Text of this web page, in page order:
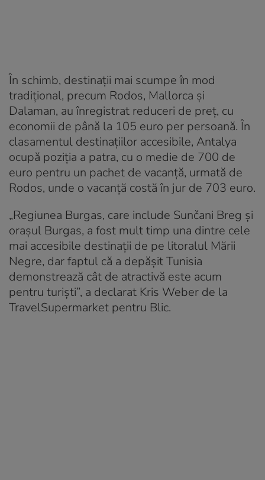
În schimb, destinații mai scumpe în mod
tradițional, precum Rodos, Mallorca și
Dalaman, au înregistrat reduceri de preț, cu
economii de până la 105 euro per persoană. În
clasamentul destinațiilor accesibile, Antalya
ocupă poziția a patra, cu o medie de 700 de
euro pentru un pachet de vacanță, urmată de
Rodos, unde o vacanță costă în jur de 703 euro.
„Regiunea Burgas, care include Sunčani Breg și
orașul Burgas, a fost mult timp una dintre cele
mai accesibile destinații de pe litoralul Mării
Negre, dar faptul că a depășit Tunisia
demonstrează cât de atractivă este acum
pentru turiști”, a declarat Kris Weber de la
TravelSupermarket pentru Blic.